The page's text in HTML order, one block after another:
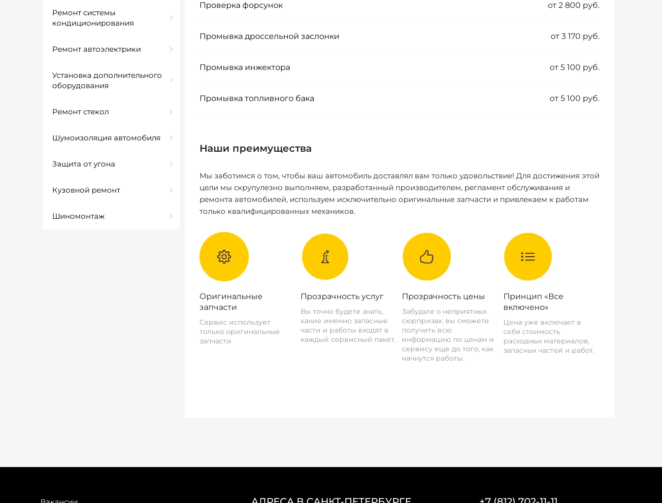
Ремонт системы
кондиционирования
Ремонт автоэлектрики
Установка дополнительного
оборудования
Ремонт стекол
Шумоизоляция автомобиля
Защита от угона
Кузовной ремонт
Шиномонтаж
Проверка форсунок от 2 800 руб.
Промывка дроссельной заслонки от 3 170 руб.
Промывка инжектора от 5 100 руб.
Промывка топливного бака от 5 100 руб.
Наши преимущества
Мы заботимся о том, чтобы ваш автомобиль доставлял вам только удовольствие! Для достижения этой
цели мы скрупулезно выполняем, разработанный производителем, регламент обслуживания и
ремонта автомобилей, используем исключительно оригинальные запчасти и привлекаем к работам
только квалифицированных механиков.
Оригинальные
запчасти
Сервис использует
только оригинальные
запчасти
Прозрачность услуг
Вы точно будете знать,
какие именно запасные
части и работы входят в
каждый сервисный пакет.
Прозрачность цены
Забудьте о неприятных
сюрпризах: вы сможете
получить всю
информацию по ценам и
сервису еще до того, как
начнутся работы.
Принцип «Все
включено»
Цена уже включает в
себя стоимость
расходных материалов,
запасных частей и работ.